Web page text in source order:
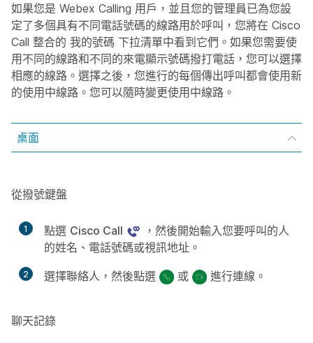
如果您是 Webex Calling 用戶，並且您的管理員已為您設
定了多個具有不同電話號碼的線路用於呼叫，您將在 Cisco
Call 整合的 我的號碼 下拉清單中看到它們。如果您需要使
用不同的線路和不同的來電顯示號碼撥打電話，您可以選擇
相應的線路。選擇之後，您進行的每個傳出呼叫都會使用新
的使用中線路。您可以隨時變更使用中線路。
桌面
從撥號鍵盤
1 點選 Cisco Call
，然後開始輸入您要呼叫的人
的姓名、電話號碼或視訊地址。
2 選擇聯絡人，然後點選 或 進行連線。
聊天記錄